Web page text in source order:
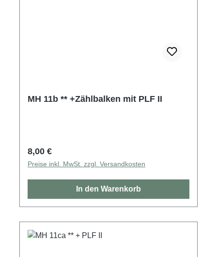
MH 11b ** +Zählbalken mit PLF II
Regulärer Preis:
8,00 €
Preise inkl. MwSt. zzgl. Versandkosten
In den Warenkorb